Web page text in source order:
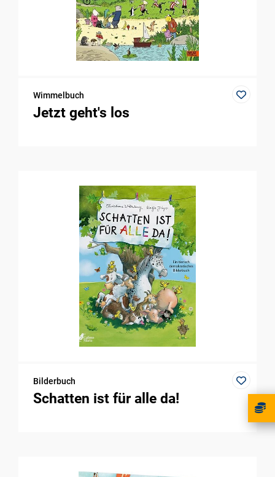
Wimmelbuch
Jetzt geht's los
Bilderbuch
Schatten ist für alle da!